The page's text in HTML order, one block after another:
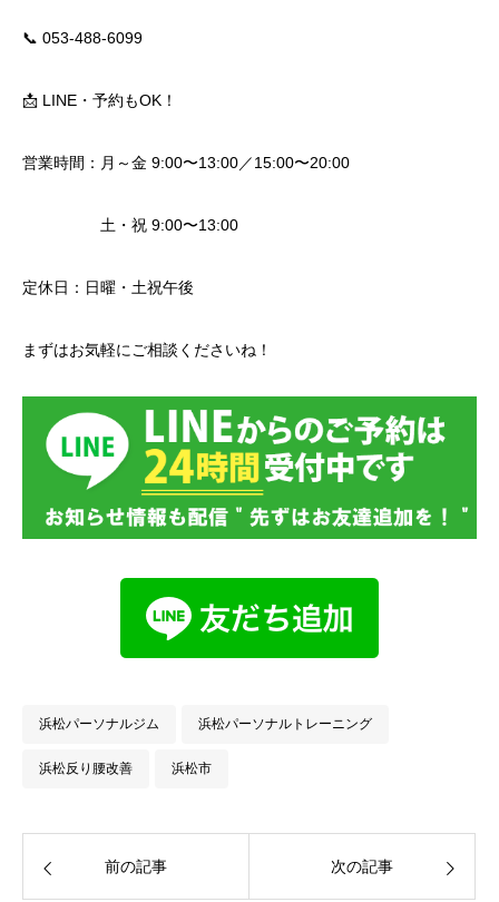
📞 053-488-6099
📩 LINE・予約もOK！
営業時間：月～金 9:00〜13:00／15:00〜20:00
土・祝 9:00〜13:00
定休日：日曜・土祝午後
まずはお気軽にご相談くださいね！
浜松パーソナルジム 浜松パーソナルトレーニング
浜松反り腰改善 浜松市
前の記事 次の記事